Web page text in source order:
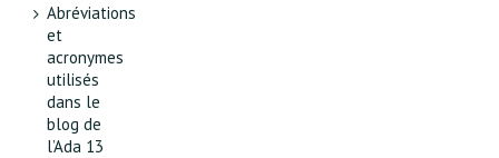
Abréviations
et
acronymes
utilisés
dans le
blog de
l’Ada 13